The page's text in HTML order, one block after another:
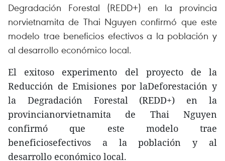
Degradación Forestal (REDD+) en la provincia
norvietnamita de Thai Nguyen confirmó que este
modelo trae beneficios efectivos a la población y
al desarrollo económico local.
El exitoso experimento del proyecto de la
Reducción de Emisiones por laDeforestación y
la Degradación Forestal (REDD+) en la
provincianorvietnamita de Thai Nguyen
confirmó que este modelo trae
beneficiosefectivos a la población y al
desarrollo económico local.